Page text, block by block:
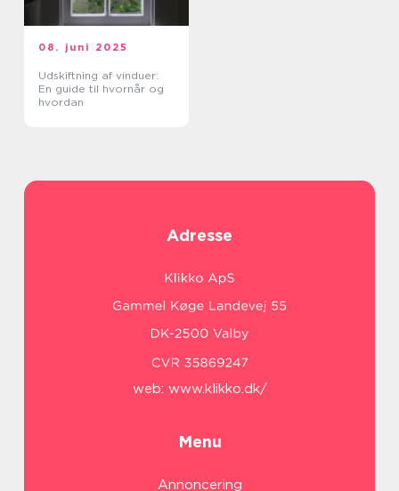
08. juni 2025
Udskiftning af vinduer:
En guide til hvornår og
hvordan
Adresse
web: www.klikko.dk/
Menu
Annoncering